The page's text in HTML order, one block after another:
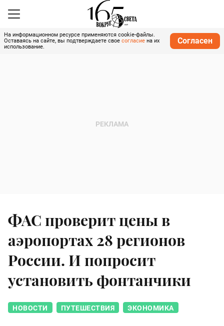
На информационном ресурсе применяются cookie-файлы.
Оставаясь на сайте, вы подтверждаете свое согласие на их
использование.
Согласен
ФАС проверит цены в
аэропортах 28 регионов
России. И попросит
установить фонтанчики
НОВОСТИ ПУТЕШЕСТВИЯ ЭКОНОМИКА